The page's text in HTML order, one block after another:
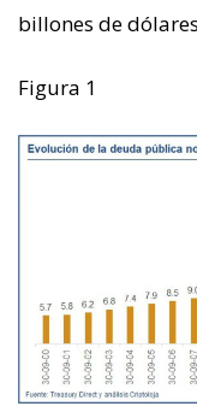
billones de
Figura 1